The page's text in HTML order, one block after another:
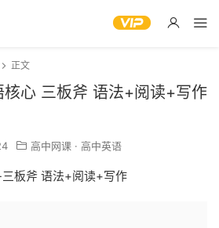
正文
核心 三板斧 语法+阅读+写作
高中网课 · 高中英语
板斧 语法+阅读+写作